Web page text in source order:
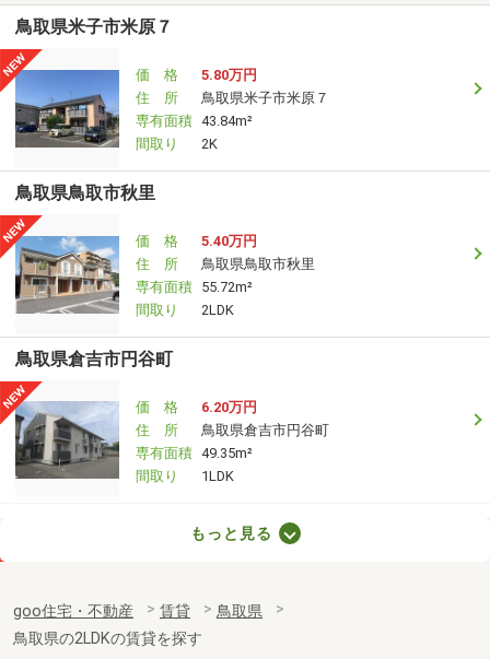
鳥取県米子市米原７
価 格
5.80万円
住 所
鳥取県米子市米原７
専有面積 43.84m²
間取り
2K
鳥取県鳥取市秋里
価 格
5.40万円
住 所
鳥取県鳥取市秋里
専有面積 55.72m²
間取り
2LDK
鳥取県倉吉市円谷町
価 格
6.20万円
住 所
鳥取県倉吉市円谷町
専有面積 49.35m²
間取り
1LDK
専有面積
30.42m²
間取り
もっと見る
goo住宅・不動産 賃貸
鳥取県
鳥取県の2LDKの賃貸を探す